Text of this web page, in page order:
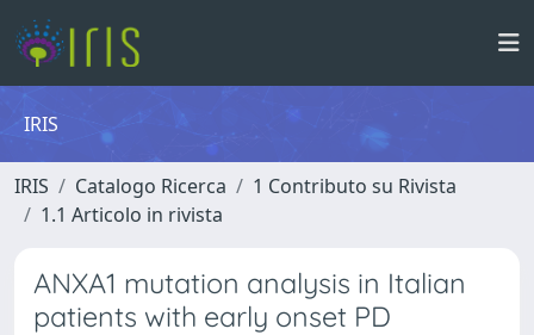
IRIS
IRIS Catalogo Ricerca
1 Contributo su Rivista
1.1 Articolo in rivista
ANXA1 mutation analysis in Italian
patients with early onset PD